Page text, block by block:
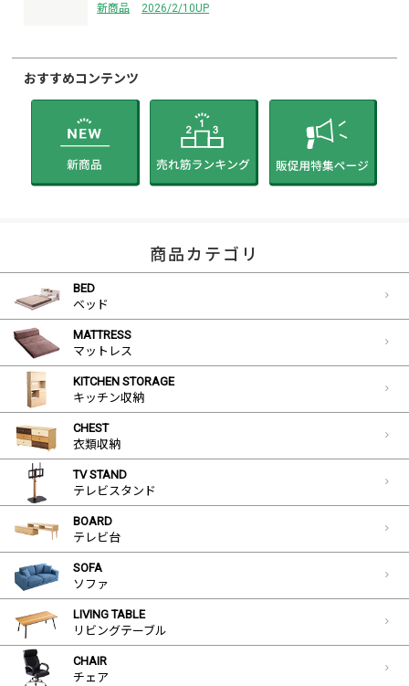
新商品 2026/2/10UP
おすすめコンテンツ
商品カテゴリ
BED
ベッド
MATTRESS
マットレス
KITCHEN STORAGE
キッチン収納
CHEST
衣類収納
TV STAND
テレビスタンド
BOARD
テレビ台
SOFA
ソファ
LIVING TABLE
リビングテーブル
CHAIR
チェア